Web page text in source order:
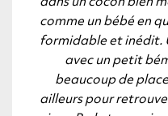
comme un bébé en
formidable et inédit.
avec un petit
beaucoup de
ailleurs pour